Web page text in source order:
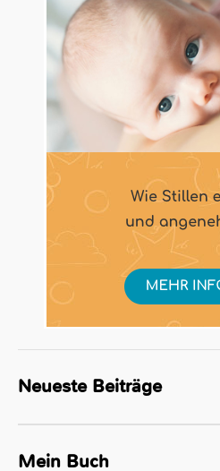
Neueste Beiträge
Mein Buch